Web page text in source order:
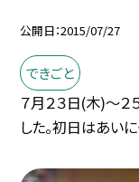
公開日 2015/07/27
できごと
７月２３日(木)〜
した。初日はあい